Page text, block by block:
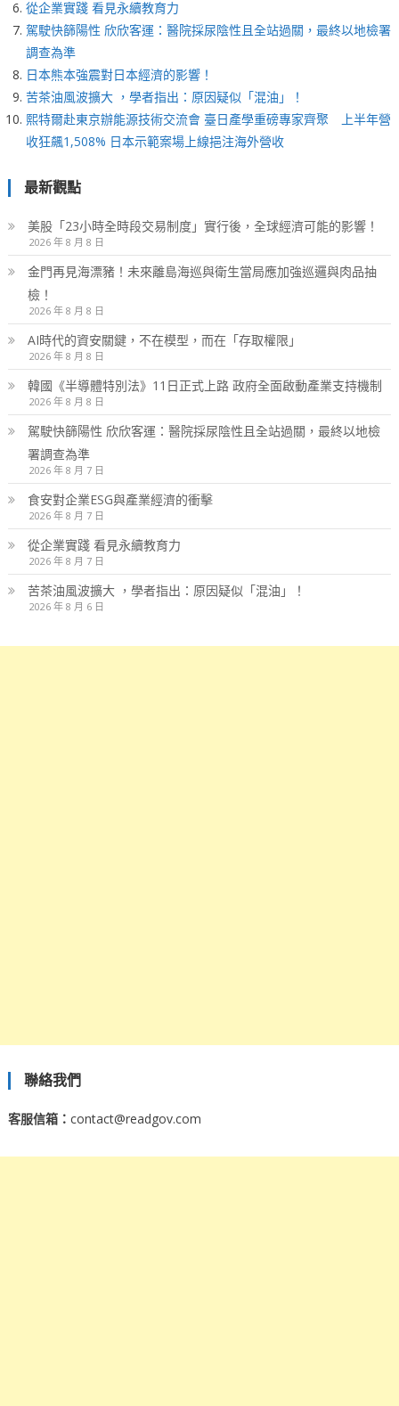
從企業實踐 看見永續教育力
駕駛快篩陽性 欣欣客運：醫院採尿陰性且全站過關，最終以地檢署
調查為準
日本熊本強震對日本經濟的影響！
苦茶油風波擴大 ，學者指出：原因疑似「混油」！
熙特爾赴東京辦能源技術交流會 臺日產學重磅專家齊聚 上半年營
收狂飆1,508% 日本示範案場上線挹注海外營收
最新觀點
美股「23小時全時段交易制度」實行後，全球經濟可能的影響！
2026 年 8 月 8 日
金門再見海漂豬！未來離島海巡與衛生當局應加強巡邏與肉品抽
檢！
2026 年 8 月 8 日
AI時代的資安關鍵，不在模型，而在「存取權限」
2026 年 8 月 8 日
韓國《半導體特別法》11日正式上路 政府全面啟動產業支持機制
2026 年 8 月 8 日
駕駛快篩陽性 欣欣客運：醫院採尿陰性且全站過關，最終以地檢
署調查為準
2026 年 8 月 7 日
食安對企業ESG與產業經濟的衝擊
2026 年 8 月 7 日
從企業實踐 看見永續教育力
2026 年 8 月 7 日
苦茶油風波擴大 ，學者指出：原因疑似「混油」！
2026 年 8 月 6 日
聯絡我們
客服信箱： contact@readgov.com